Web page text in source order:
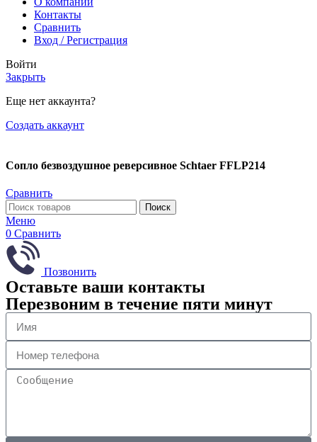
Контакты
Сравнить
Вход / Регистрация
Войти
Закрыть
Еще нет аккаунта?
Создать аккаунт
Сопло безвоздушное реверсивное Schtaer FFLP214
Сравнить
Поиск
Меню
0 Сравнить
Позвонить
Оставьте ваши контакты
Перезвоним в течение пяти минут